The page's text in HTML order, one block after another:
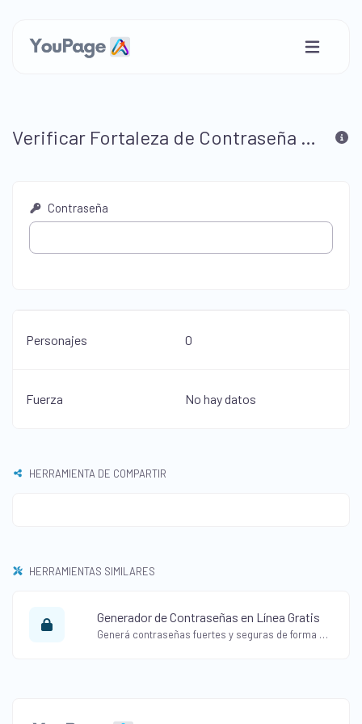
Verificar Fortaleza de Contraseña Gratis
Contraseña
Personajes 0
Fuerza No hay datos
HERRAMIENTA DE COMPARTIR
HERRAMIENTAS SIMILARES
Generador de Contraseñas en Línea Gratis
Generá contraseñas fuertes y seguras de forma gratuita con nuestra Herramienta Generadora de Contraseñas. Crea contraseñas aleatorias con varias opciones.